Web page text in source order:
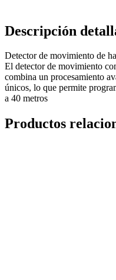
cantidad
Descripción
Detector de movimiento de
El detector de movimiento
combina un procesamiento
únicos, lo que permite
a 40 metros
Productos